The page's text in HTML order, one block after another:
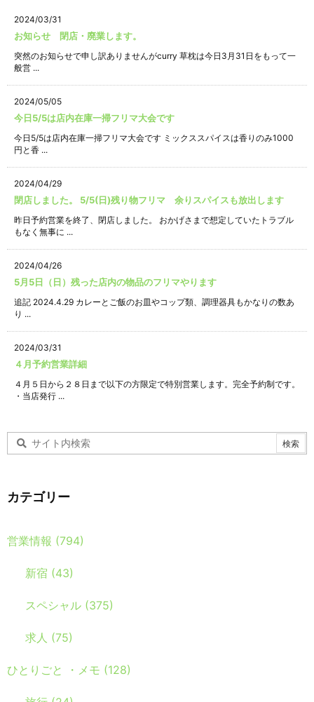
2024/03/31
お知らせ 閉店・廃業します。
突然のお知らせで申し訳ありませんがcurry 草枕は今日3月31日をもって一
般営 ...
2024/05/05
今日5/5は店内在庫一掃フリマ大会です
今日5/5は店内在庫一掃フリマ大会です ミックススパイスは香りのみ1000
円と香 ...
2024/04/29
閉店しました。 5/5(日)残り物フリマ 余りスパイスも放出します
昨日予約営業を終了、閉店しました。 おかげさまで想定していたトラブル
もなく無事に ...
2024/04/26
5月5日（日）残った店内の物品のフリマやります
追記 2024.4.29 カレーとご飯のお皿やコップ類、調理器具もかなりの数あ
り ...
2024/03/31
４月予約営業詳細
４月５日から２８日まで以下の方限定で特別営業します。完全予約制です。
・当店発行 ...
カテゴリー
営業情報 (794)
新宿 (43)
スペシャル (375)
求人 (75)
ひとりごと ・メモ (128)